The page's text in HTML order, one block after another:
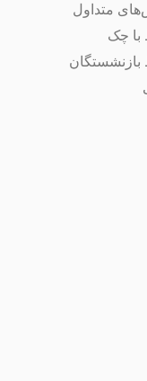
متداول
با چک